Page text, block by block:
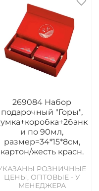
269084 Набор
подарочный "Горы",
и по 90мл,
размер=34*15*8см,
картон/жесть красн.
РОЗНИЧНЫЕ
ЦЕНЫ, ОПТОВЫЕ - У
МЕНЕДЖЕРА